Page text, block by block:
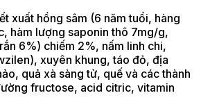
xuất hồng sâm (6 năm tuổi, hàng
hàm lượng saponin thô 7mg/g,
6%) chiếm 2%, nấm linh chi,
xuyên khung, táo đỏ, địa
quả xà sàng tử, quế và các thành
fructose, acid citric, vitamin